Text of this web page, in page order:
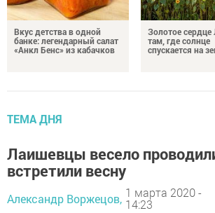
Вкус детства в одной
банке: легендарный салат
«Анкл Бенс» из кабачков
Золотое
там, где солнце
спускается на
ТЕМА ДНЯ
Лаишевцы весело
встретили весну
Александр Воржецов, 1 марта 2020 -
14:23